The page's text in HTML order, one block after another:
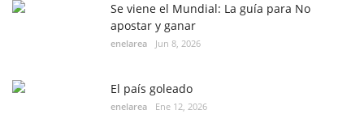
Se viene el Mundial: La guía para No
apostar y ganar
enelarea Jun 8, 2026
El país goleado
enelarea Ene 12, 2026